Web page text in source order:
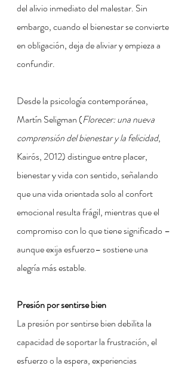
del alivio inmediato del malestar. Sin
embargo, cuando el bienestar se convierte
en obligación, deja de aliviar y empieza a
confundir.
Desde la psicología contemporánea,
Martín Seligman (Florecer: una nueva
comprensión del bienestar y la felicidad,
Kairós, 2012) distingue entre placer,
bienestar y vida con sentido, señalando
que una vida orientada solo al confort
emocional resulta frágil, mientras que el
compromiso con lo que tiene significado –
aunque exija esfuerzo– sostiene una
alegría más estable.
Presión por sentirse bien
La presión por sentirse bien debilita la
capacidad de soportar la frustración, el
esfuerzo o la espera, experiencias